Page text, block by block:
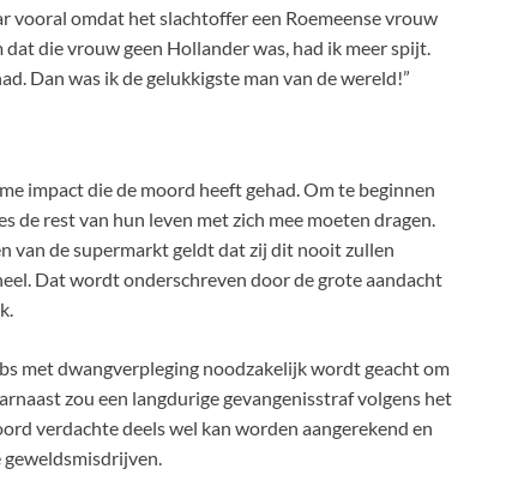
omdat het slachtoffer een Roemeense vrouw
die vrouw geen Hollander was, had ik meer spijt.
Dan was ik de gelukkigste man van de wereld!”
impact die de moord heeft gehad. Om te beginnen
de rest van hun leven met zich mee moeten dragen.
van de supermarkt geldt dat zij dit nooit zullen
Dat wordt onderschreven door de grote aandacht
met dwangverpleging noodzakelijk wordt geacht om
zou een langdurige gevangenisstraf volgens het
verdachte deels wel kan worden aangerekend en